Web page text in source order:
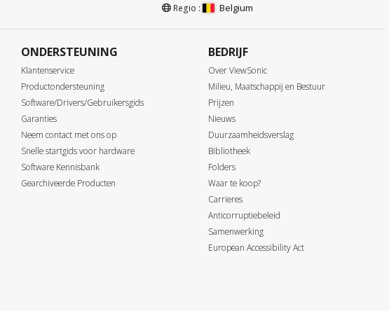
Regio : Belgium
ONDERSTEUNING
Klantenservice
Productondersteuning
Software/Drivers/Gebruikersgids
Garanties
Neem contact met ons op
Snelle startgids voor hardware
Software Kennisbank
Gearchiveerde Producten
BEDRIJF
Over ViewSonic
Milieu, Maatschappij en Bestuur
Prijzen
Nieuws
Duurzaamheidsverslag
Bibliotheek
Folders
Waar te koop?
Carrieres
Anticorruptiebeleid
Samenwerking
European Accessibility Act